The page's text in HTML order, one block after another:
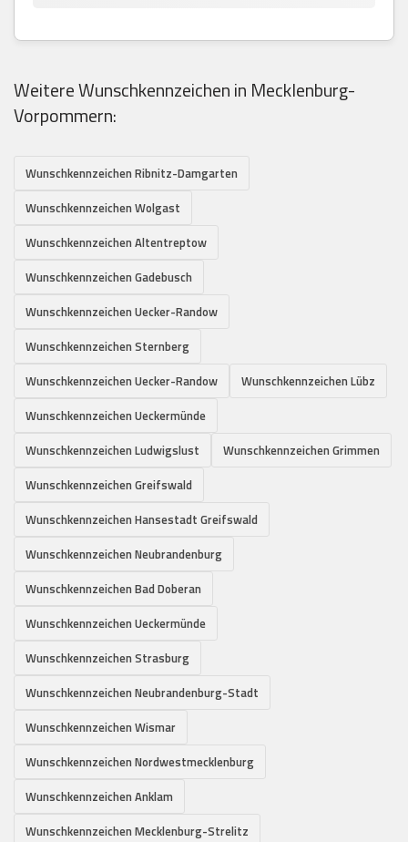
Weitere Wunschkennzeichen in Mecklenburg-
Vorpommern:
Wunschkennzeichen Ribnitz-Damgarten
Wunschkennzeichen Wolgast
Wunschkennzeichen Altentreptow
Wunschkennzeichen Gadebusch
Wunschkennzeichen Uecker-Randow
Wunschkennzeichen Sternberg
Wunschkennzeichen Uecker-Randow
Wunschkennzeichen Lübz
Wunschkennzeichen Ueckermünde
Wunschkennzeichen Ludwigslust
Wunschkennzeichen Grimmen
Wunschkennzeichen Greifswald
Wunschkennzeichen Hansestadt Greifswald
Wunschkennzeichen Neubrandenburg
Wunschkennzeichen Bad Doberan
Wunschkennzeichen Ueckermünde
Wunschkennzeichen Strasburg
Wunschkennzeichen Neubrandenburg-Stadt
Wunschkennzeichen Wismar
Wunschkennzeichen Nordwestmecklenburg
Wunschkennzeichen Anklam
Wunschkennzeichen Mecklenburg-Strelitz